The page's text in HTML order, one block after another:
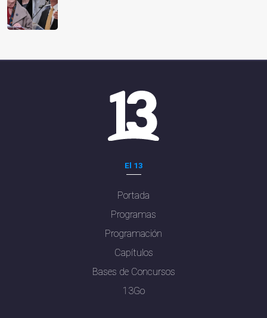
El 13
Portada
Programas
Programación
Capítulos
Bases de Concursos
13Go